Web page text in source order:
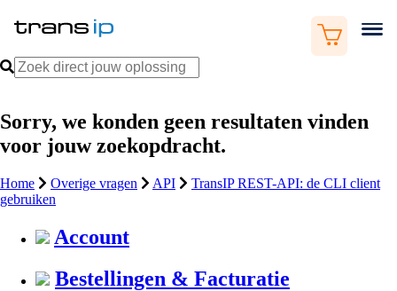
Sorry, we konden geen resultaten vinden
voor jouw zoekopdracht.
Home Overige vragen API
TransIP REST-API: de CLI client
gebruiken
Account
Bestellingen & Facturatie